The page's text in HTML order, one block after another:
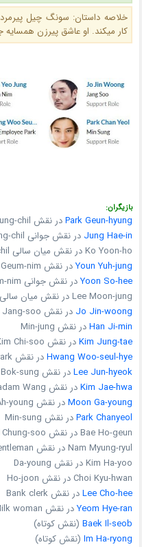
خلاصه داستان: سونگ چیل
کار میکند. او عاشق پیرزن
بازیگران:
Park Geun-hyungدر نقش Kim Sung-chil
Jung Hae-in در نقش جوانی Sung-chil
Ko Yoon-ho در نقش میان سالی Sung-chil
Youn Yuh-jungدر نقش Im Geum-nim
Yoon So-heeدر نقش جوانی Geum-nim
Lee Moon-jung در نقش میان سالی Geum-nim
Jo Jin-woong در نقش Jang-soo
Han Ji-minدر نقش Min-jung
Kim Jung-taeدر نقش Kim Chi-soo
Hwang Woo-seul-hyeدر نقش Miss Park
Lee Jun-hyeokدر نقش Ok Bok-sung
Kim Jae-hwaدر نقش Madam Wang
Moon Ga-youngدر نقش Ah-young
Park Chanyeolدر نقش Min-sung
Bae Ho-geun در نقش Jegal Chung-soo
Nam Myung-ryul در نقش Old gentleman
Kim Ha-yoo در نقش Da-young
Choi Kyu-hwan در نقش Ho-joon
Lee Cho-heeدر نقش Bank clerk
Yeom Hye-ranدر نقش Milk woman
Baek Il-seob (نقش کوتاه)
Im Ha-ryong (نقش کوتاه)